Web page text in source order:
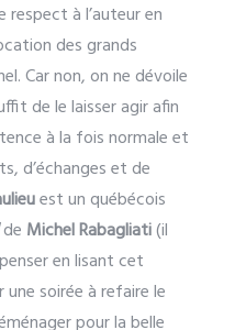
à l’auteur en
des grands
Car non, on ne dévoile
de le laisser agir afin
à la fois normale et
d’échanges et de
est un québécois
de Michel Rabagliati(il
en lisant cet
soirée à refaire le
pour la belle